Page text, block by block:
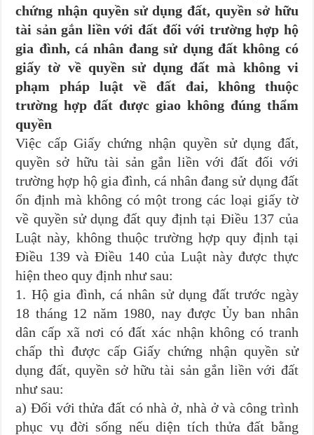
chứng nhận quyền sử dụng đất, quyền sở hữu
tài sản gắn liền với đất đối với trường hợp hộ
gia đình, cá nhân đang sử dụng đất không có
giấy tờ về quyền sử dụng đất mà không vi
phạm pháp luật về đất đai, không thuộc
trường hợp đất được giao không đúng thẩm
quyền
Việc cấp Giấy chứng nhận quyền sử dụng đất,
quyền sở hữu tài sản gắn liền với đất đối với
trường hợp hộ gia đình, cá nhân đang sử dụng đất
ổn định mà không có một trong các loại giấy tờ
về quyền sử dụng đất quy định tại Điều 137 của
Luật này, không thuộc trường hợp quy định tại
Điều 139 và Điều 140 của Luật này được thực
hiện theo quy định như sau:
1. Hộ gia đình, cá nhân sử dụng đất trước ngày
18 tháng 12 năm 1980, nay được Ủy ban nhân
dân cấp xã nơi có đất xác nhận không có tranh
chấp thì được cấp Giấy chứng nhận quyền sử
dụng đất, quyền sở hữu tài sản gắn liền với đất
như sau:
a) Đối với thửa đất có nhà ở, nhà ở và công trình
phục vụ đời sống nếu diện tích thửa đất bằng